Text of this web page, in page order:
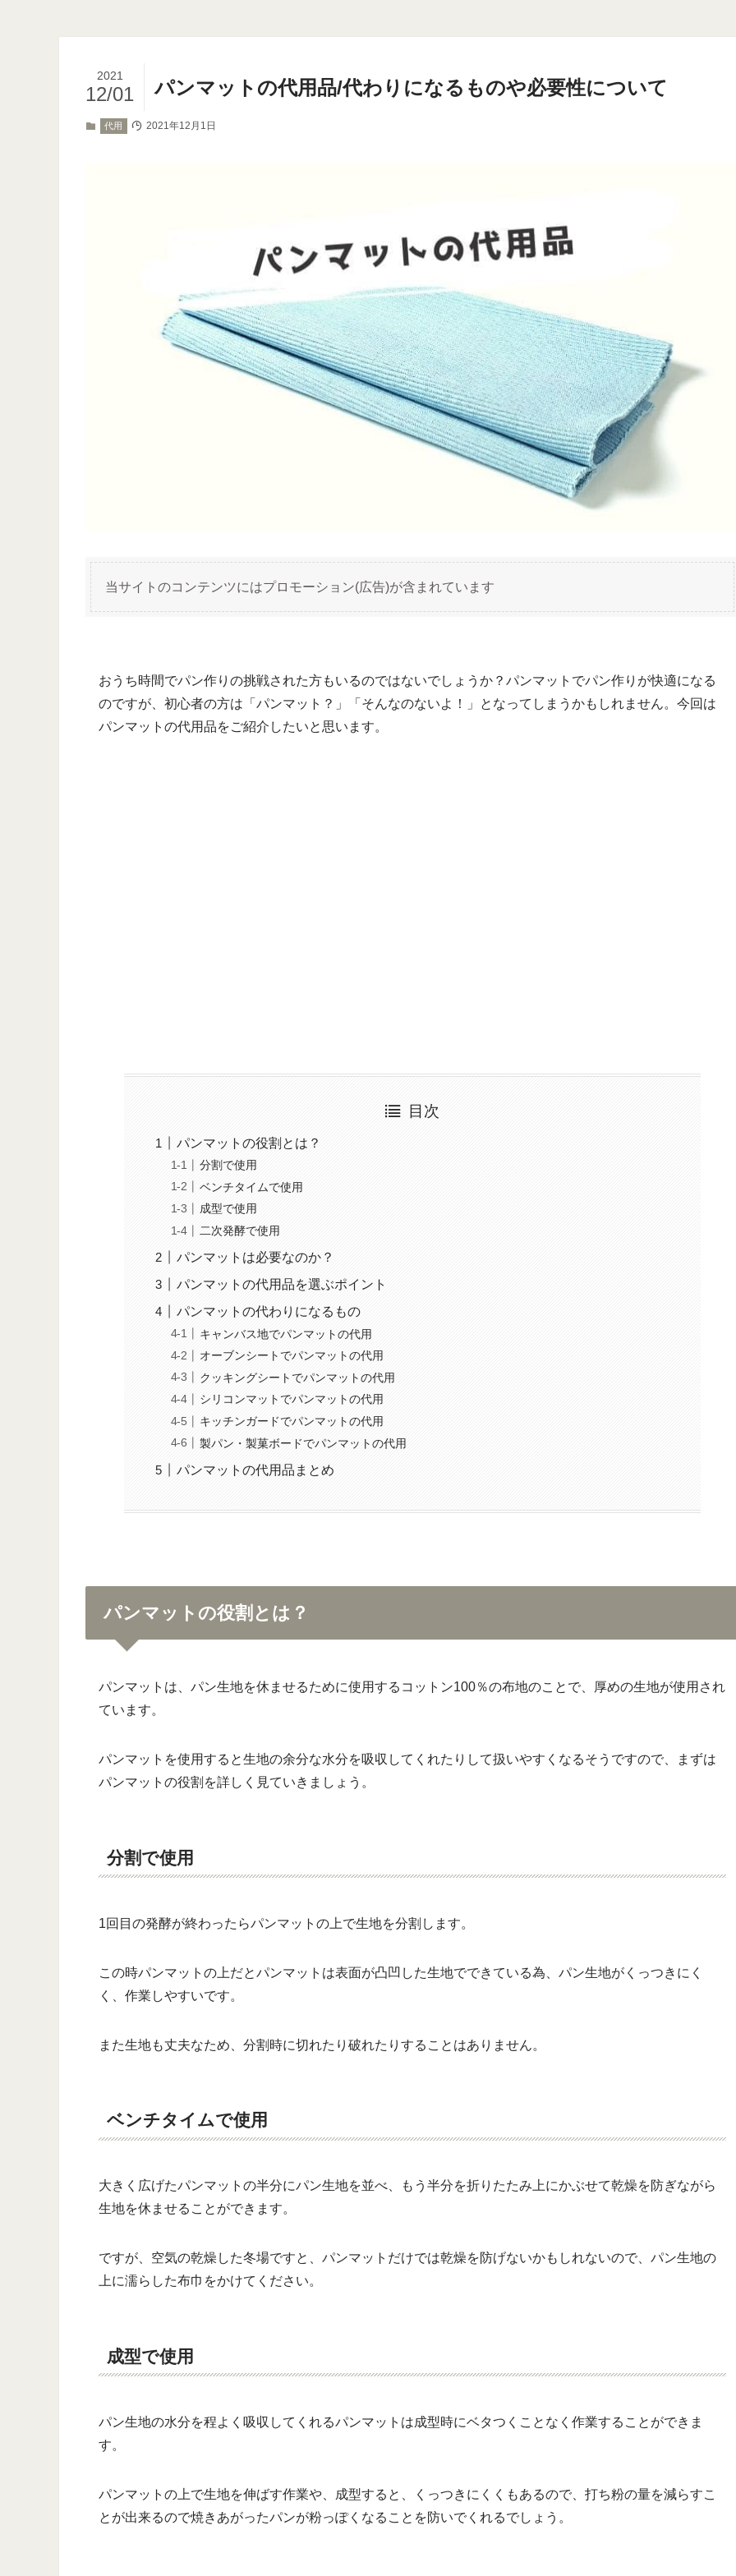
パンマットの代用品/代わりになるものや必要性について
2021
12/01
代用 2021年12月1日
当サイトのコンテンツにはプロモーション(広告)が含まれています
おうち時間でパン作りの挑戦された方もいるのではないでしょうか？パンマットでパン作りが快適になる
のですが、初心者の方は「パンマット？」「そんなのないよ！」となってしまうかもしれません。今回は
パンマットの代用品をご紹介したいと思います。
目次
パンマットの役割とは？
分割で使用
ベンチタイムで使用
成型で使用
二次発酵で使用
パンマットは必要なのか？
パンマットの代用品を選ぶポイント
パンマットの代わりになるもの
キャンバス地でパンマットの代用
オーブンシートでパンマットの代用
クッキングシートでパンマットの代用
シリコンマットでパンマットの代用
キッチンガードでパンマットの代用
製パン・製菓ボードでパンマットの代用
パンマットの代用品まとめ
パンマットの役割とは？
パンマットは、パン生地を休ませるために使用するコットン100％の布地のことで、厚めの生地が使用され
ています。
パンマットを使用すると生地の余分な水分を吸収してくれたりして扱いやすくなるそうですので、まずは
パンマットの役割を詳しく見ていきましょう。
分割で使用
1回目の発酵が終わったらパンマットの上で生地を分割します。
この時パンマットの上だとパンマットは表面が凸凹した生地でできている為、パン生地がくっつきにく
く、作業しやすいです。
また生地も丈夫なため、分割時に切れたり破れたりすることはありません。
ベンチタイムで使用
大きく広げたパンマットの半分にパン生地を並べ、もう半分を折りたたみ上にかぶせて乾燥を防ぎながら
生地を休ませることができます。
ですが、空気の乾燥した冬場ですと、パンマットだけでは乾燥を防げないかもしれないので、パン生地の
上に濡らした布巾をかけてください。
成型で使用
パン生地の水分を程よく吸収してくれるパンマットは成型時にベタつくことなく作業することができま
す。
パンマットの上で生地を伸ばす作業や、成型すると、くっつきにくくもあるので、打ち粉の量を減らすこ
とが出来るので焼きあがったパンが粉っぽくなることを防いでくれるでしょう。